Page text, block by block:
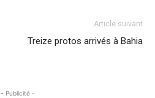
Article suivant
Treize protos arrivés à Bahia
- Publicité -